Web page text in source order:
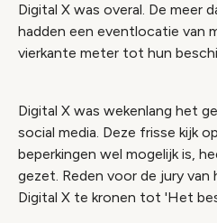
Digital X was overal. De meer
hadden een eventlocatie van
vierkante meter tot hun
Digital X was wekenlang het
social media. Deze frisse kijk
beperkingen wel mogelijk is,
gezet. Reden voor de jury van
Digital X te kronen tot 'Het